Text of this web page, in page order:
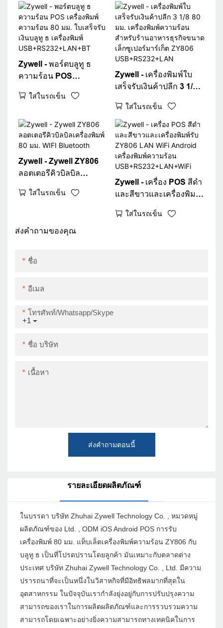
เครื่องพิมพ์ใบเสร็จรับเงิน
ความร้อน USB+WiFi
พิมพ์เดสก์ท็อป 80
เครื่องพิมพ์ใบเสร็จรับเงิน
Zywell - พอร์ตบลูทู ธ
ความร้อน POS
มม. ใบเสร็จรับเงินบลูทู ธ
USB+RS232+LAN+BT
ใส่ในรถเข็น
Zywell - เครื่องพิมพ์ใบ
เสร็จรับเงินค้าปลีก 3 1/8
ร้อนสำหรับร้านอาหาร
ธุรกิจขนาดเล็กซูเปอร์
มาร์เก็ต ZY806
USB+RS232+LAN
ใส่ในรถเข็น
Zywell - Zywell ZY806
ลอตเตอรีคิวบิลบิล
Bluetooth
ใส่ในรถเข็น
Zywell - เครื่อง POS สีดำ
และสีขาวและเครื่องพิมพ์
Android เครื่องพิมพ์
ใส่ในรถเข็น
ส่งคำถามของคุณ
ชื่อ
อีเมล
+1
โทรศัพท์/whatsapp/skype
ชื่อ บริษัท
เนื้อหา
ส่งคำถามตอนนี้
รายละเอียดผลิตภัณฑ์
ในบรรดา บริษัท Zhuhai Zywell Technology Co. , หมวดหมู่
ผลิตภัณฑ์ของ Ltd. , ODM iOS Android POS การรับ
เครื่องพิมพ์ 80 มม. แท็บเล็ตเครื่องพิมพ์ความร้อน ZY806 กับ
บลูทู ธ เป็นที่โปรดปรานโดยลูกค้า มันเหมาะกับตลาดต่าง
ประเทศ บริษัท Zhuhai Zywell Technology Co. , Ltd. มีความ
ปรารถนาที่จะเป็นหนึ่งในวิสาหกิจที่มีอิทธิพลมากที่สุดใน
อุตสาหกรรม ในปัจจุบันเรากำลังยุ่งอยู่กับการปรับปรุงความ
สามารถของเราในการผลิตผลิตภัณฑ์และการรวบรวมความ
สามารถโดยเฉพาะอย่างยิ่งความสามารถทางเทคนิคในการ